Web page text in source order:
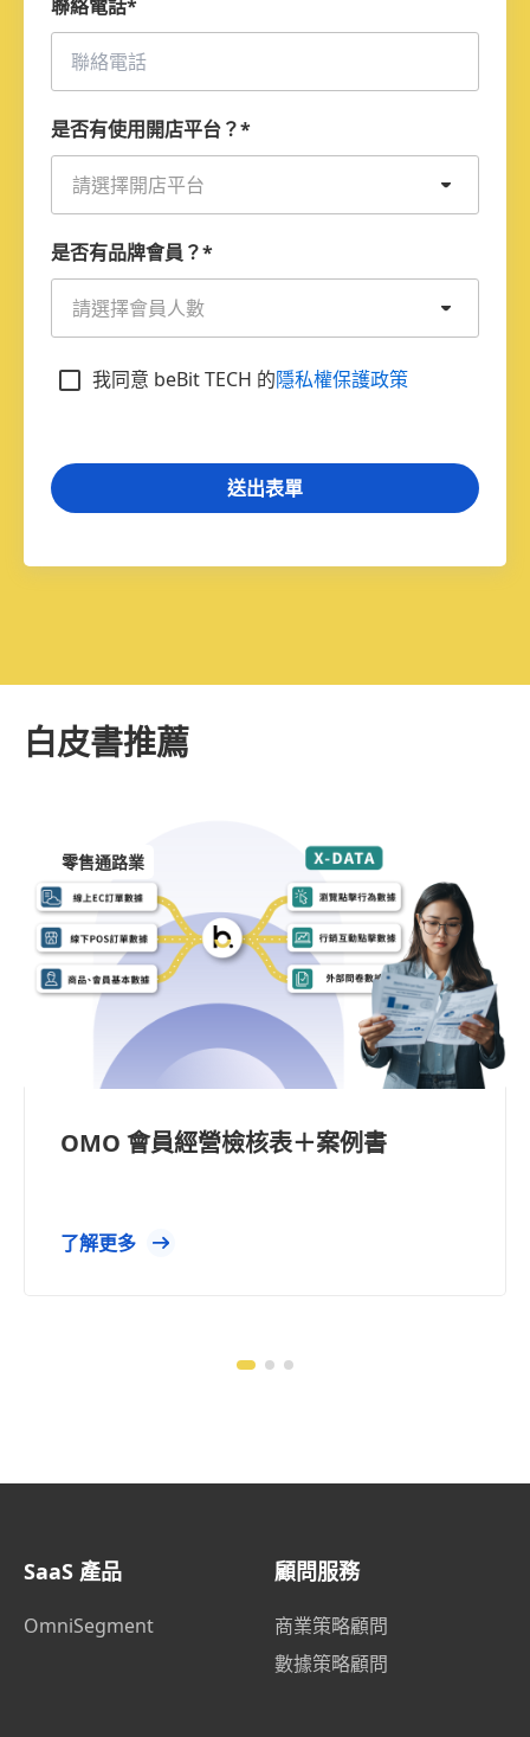
聯絡電話*
是否有使用開店平台？*
請選擇開店平台
是否有品牌會員？*
請選擇會員人數
我同意 beBit TECH 的隱私權保護政策
白皮書推薦
零售通路業
OMO 會員經營檢核表＋案例書
了解更多
SaaS 產品
OmniSegment
顧問服務
商業策略顧問
數據策略顧問